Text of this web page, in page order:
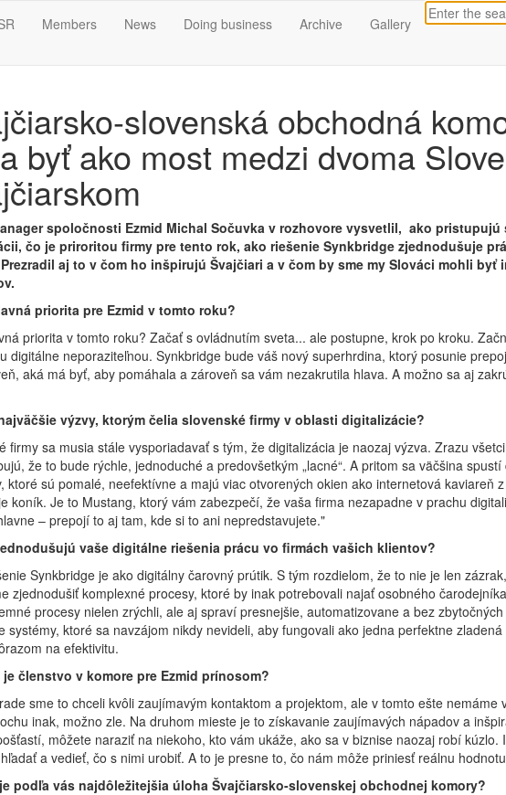
Members News Doing business Archive Gallery
slovenská obchodná
byť ako most medzi dvoma
spoločnosti Ezmid Michal Sočuvka v rozhovore vysvetlil, ako pristupujú
čo je priroritou firmy pre tento rok, ako riešenie Synkbridge zjednodušuje
aj to v čom ho inšpirujú Švajčiari a v čom by sme my Slováci mohli byť
priorita pre Ezmid v tomto roku?
priorita v tomto roku? Začať s ovládnutím sveta... ale postupne, krok po kroku.
digitálne neporaziteľnou. Synkbridge bude váš nový superhrdina, ktorý posunie
aká má byť, aby pomáhala a zároveň sa vám nezakrutila hlava. A možno sa aj
výzvy, ktorým čelia slovenské firmy v oblasti digitalizácie?
firmy sa musia stále vysporiadavať s tým, že digitalizácia je naozaj výzva. Zrazu
že to bude rýchle, jednoduché a predovšetkým „lacné“. A pritom sa väčšina
ktoré sú pomalé, neefektívne a majú viac otvorených okien ako internetová kaviareň
koník. Je to Mustang, ktorý vám zabezpečí, že vaša firma nezapadne v prachu
– prepojí to aj tam, kde si to ani nepredstavujete."
vaše digitálne riešenia prácu vo firmách vašich klientov?
Synkbridge je ako digitálny čarovný prútik. S tým rozdielom, že to nie je len
zjednodušiť komplexné procesy, ktoré by inak potrebovali najať osobného
procesy nielen zrýchli, ale aj spraví presnejšie, automatizovane a bez
systémy, ktoré sa navzájom nikdy nevideli, aby fungovali ako jedna perfektne
na efektivitu.
je členstvo v komore pre Ezmid prínosom?
sme to chceli kvôli zaujímavým kontaktom a projektom, ale v tomto ešte nemáme
inak, možno zle. Na druhom mieste je to získavanie zaujímavých nápadov a
môžete naraziť na niekoho, kto vám ukáže, ako sa v biznise naozaj robí kúzlo.
a vedieť, čo s nimi urobiť. A to je presne to, čo nám môže priniesť reálnu
podľa vás najdôležitejšia úloha Švajčiarsko-slovenskej obchodnej komory?